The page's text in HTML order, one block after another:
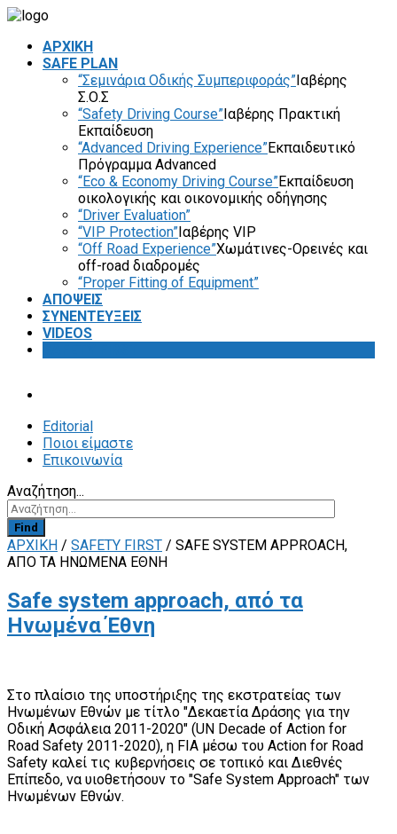
ΑΡΧΙΚΗ
SAFE PLAN
“Σεμινάρια Οδικής Συμπεριφοράς”Ιαβέρης
Σ.Ο.Σ
“Safety Driving Course”Ιαβέρης Πρακτική
Εκπαίδευση
“Advanced Driving Experience”Εκπαιδευτικό
Πρόγραμμα Advanced
“Eco & Economy Driving Course”Εκπαίδευση
οικολογικής και οικονομικής οδήγησης
“Driver Evaluation”
“VIP Protection”Ιαβέρης VIP
“Off Road Experience”Χωμάτινες-Ορεινές και
off-road διαδρομές
“Proper Fitting of Equipment”
ΑΠΟΨΕΙΣ
ΣΥΝΕΝΤΕΥΞΕΙΣ
VIDEOS
Editorial
Ποιοι είμαστε
Επικοινωνία
Αναζήτηση...
Find
ΑΡΧΙΚΗ / SAFETY FIRST / SAFE SYSTEM APPROACH,
ΑΠΌ ΤΑ ΗΝΩΜΈΝΑ ΈΘΝΗ
Safe system approach, από τα
Ηνωμένα Έθνη
Στο πλαίσιο της υποστήριξης της εκστρατείας των
Ηνωμένων Εθνών με τίτλο "Δεκαετία Δράσης για την
Οδική Ασφάλεια 2011-2020" (UN Decade of Action for
Road Safety 2011-2020), η FIA μέσω του Action for Road
Safety καλεί τις κυβερνήσεις σε τοπικό και Διεθνές
Επίπεδο, να υιοθετήσουν το "Safe System Approach" των
Ηνωμένων Εθνών.